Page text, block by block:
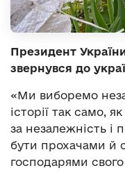
Президент
звернувся до
«Ми виборемо
історії так само,
за незалежність і
бути прохачами й
господарями